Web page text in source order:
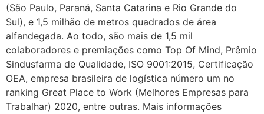
(São Paulo, Paraná, Santa Catarina e Rio Grande do
Sul), e 1,5 milhão de metros quadrados de área
alfandegada. Ao todo, são mais de 1,5 mil
colaboradores e premiações como Top Of Mind, Prêmio
Sindusfarma de Qualidade, ISO 9001:2015, Certificação
OEA, empresa brasileira de logística número um no
ranking Great Place to Work (Melhores Empresas para
Trabalhar) 2020, entre outras. Mais informações